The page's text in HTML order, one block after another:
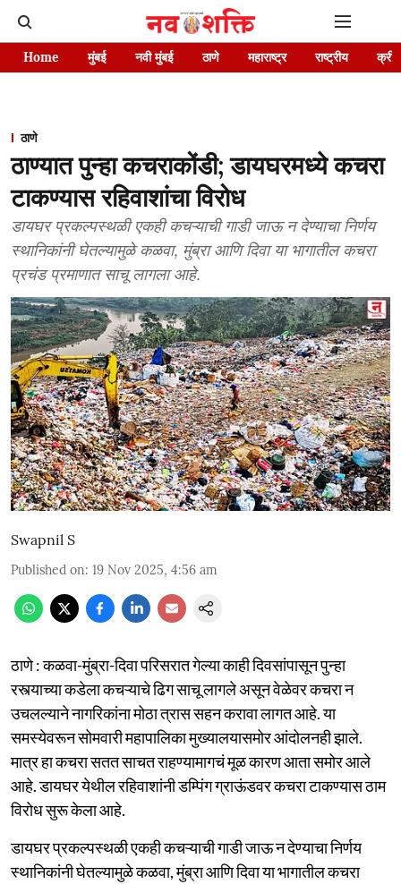
Home मुंबई नवी मुंबई ठाणे महाराष्ट्र राष्ट्रीय
ठाणे
ठाण्यात पुन्हा कचराकोंडी; डायघरमध्ये कचरा
टाकण्यास रहिवाशांचा विरोध
डायघर प्रकल्पस्थळी एकही कचऱ्याची गाडी जाऊ न देण्याचा निर्णय
स्थानिकांनी घेतल्यामुळे कळवा, मुंब्रा आणि दिवा या भागातील कचरा
प्रचंड प्रमाणात साचू लागला आहे.
Swapnil S
Published on: 19 Nov 2025, 4:56 am
ठाणे : कळवा-मुंब्रा-दिवा परिसरात गेल्या काही दिवसांपासून पुन्हा
रस्त्याच्या कडेला कचऱ्याचे ढिग साचू लागले असून वेळेवर कचरा न
उचलल्याने नागरिकांना मोठा त्रास सहन करावा लागत आहे. या
समस्येवरून सोमवारी महापालिका मुख्यालयासमोर आंदोलनही झाले.
मात्र हा कचरा सतत साचत राहण्यामागचं मूळ कारण आता समोर आले
आहे. डायघर येथील रहिवाशांनी डम्पिंग ग्राऊंडवर कचरा टाकण्यास ठाम
विरोध सुरू केला आहे.
डायघर प्रकल्पस्थळी एकही कचऱ्याची गाडी जाऊ न देण्याचा निर्णय
स्थानिकांनी घेतल्यामुळे कळवा, मुंब्रा आणि दिवा या भागातील कचरा